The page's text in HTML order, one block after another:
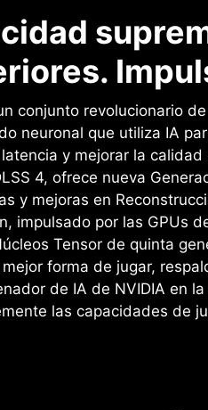
conjunto revolucionario
neuronal que utiliza IA
y mejorar la calidad
4, ofrece nueva
y mejoras en
impulsado por las GPUs
Tensor de quinta
mejor forma de jugar,
de IA de NVIDIA en
las capacidades de